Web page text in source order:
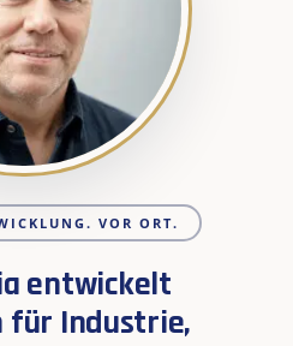
VOR ORT.
entwickelt
für Industrie,